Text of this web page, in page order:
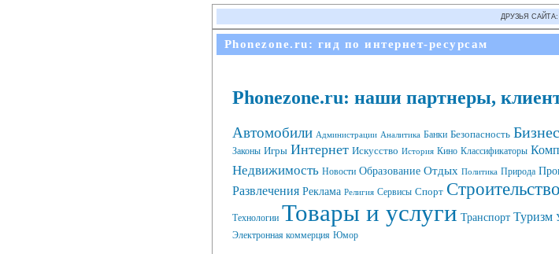
ДРУЗЬЯ САЙТА:
Phonezone.ru: гид по интернет-ресурсам
Phonezone.ru: наши партнеры,
Автомобили Администрации Аналитика Банки Безопасность
Законы Игры Интернет Искусство История Кино Классификаторы
Недвижимость Новости Образование Отдых Политика Природа
Развлечения Реклама Религия Сервисы Спорт Строительство
Технологии Товары и услуги Транспорт Туризм
Электронная коммерция Юмор